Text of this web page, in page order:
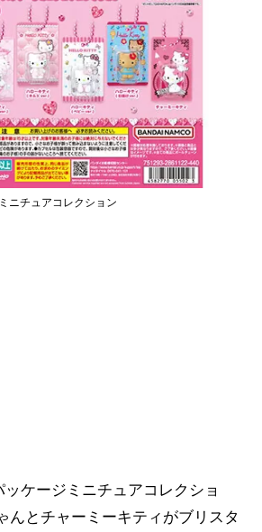
ニチュアコレクション
ッケージミニチュアコレクショ
んとチャーミーキティがブリスタ